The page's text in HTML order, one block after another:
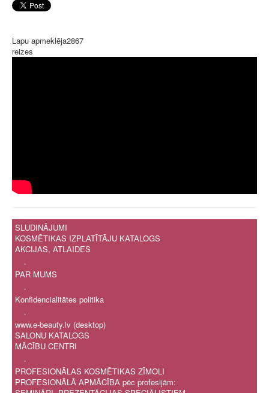
Lapu apmeklēja2867
reizes
SLUDINĀJUMI
KOSMĒTIKAS IZPLATĪTĀJU KATALOGS
AKCIJAS, ATLAIDES
.
PAR MUMS
.
Konfidencialitātes politika
.
www.e-beauty.lv (desktop)
SALONU KATALOGS
MĀCĪBU CENTRI
.
PROFESIONĀLAS KOSMĒTIKAS ZĪMOLI
PROFESIONĀLĀ APMĀCĪBA pēc profesijām: